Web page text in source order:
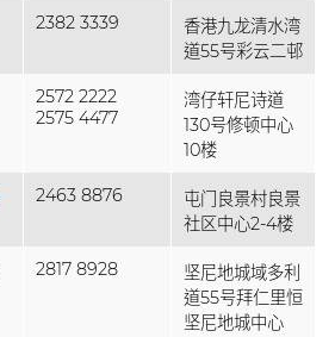
2382 3339
香港九龙清水湾
道55号彩云二邨
2572 2222
2575 4477
湾仔轩尼诗道
130号修顿中心
10楼
2463 8876
屯门良景村良景
社区中心2-4楼
2817 8928
坚尼地城域多利
道55号拜仁里恒
坚尼地城中心